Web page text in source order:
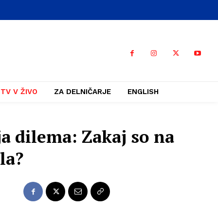
TV V ŽIVO ZA DELNIČARJE ENGLISH
dilema: Zakaj so na